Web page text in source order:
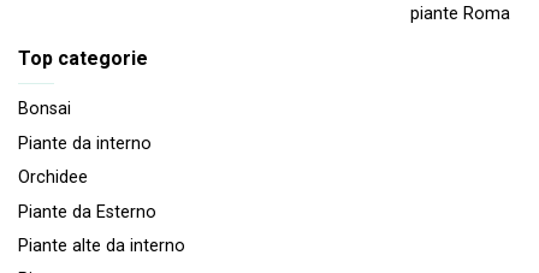
piante Roma
Top categorie
Bonsai
Piante da interno
Orchidee
Piante da Esterno
Piante alte da interno